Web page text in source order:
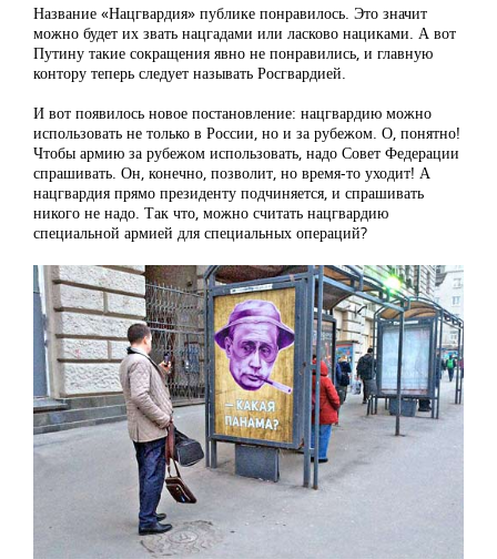
Название «Нацгвардия» публике понравилось. Это значит
можно будет их звать нацгадами или ласково нациками. А вот
Путину такие сокращения явно не понравились, и главную
контору теперь следует называть Росгвардией.
И вот появилось новое постановление: нацгвардию можно
использовать не только в России, но и за рубежом. О, понятно!
Чтобы армию за рубежом использовать, надо Совет Федерации
спрашивать. Он, конечно, позволит, но время-то уходит! А
нацгвардия прямо президенту подчиняется, и спрашивать
никого не надо. Так что, можно считать нацгвардию
специальной армией для специальных операций?